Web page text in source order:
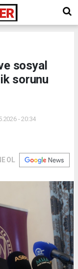
sosyal
sorunu
- 20:34
OL